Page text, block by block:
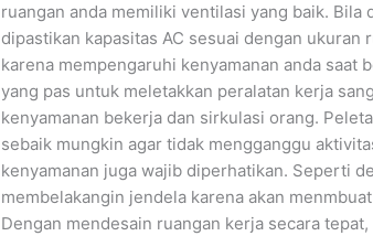
ruangan anda memiliki ventilasi yang baik. Bila
dipastikan kapasitas AC sesuai dengan
karena mempengaruhi kenyamanan anda saat
yang pas untuk meletakkan peralatan kerja
kenyamanan bekerja dan sirkulasi orang.
sebaik mungkin agar tidak mengganggu
kenyamanan juga wajib diperhatikan. Seperti
membelakangin jendela karena akan
Dengan mendesain ruangan kerja secara